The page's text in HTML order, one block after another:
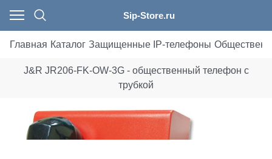
Sip-Store.ru
Главная Каталог Защищенные IP-телефоны
J&R JR206-FK-OW-3G - общественный телефон с
трубкой